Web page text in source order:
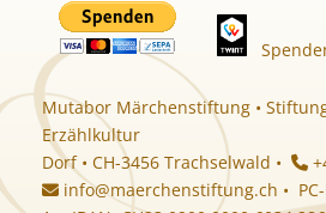
Mutabor Märchenstiftung •
Erzählkultur
Dorf • CH-3456 Trachselwald •
info@maerchenstiftung.ch •